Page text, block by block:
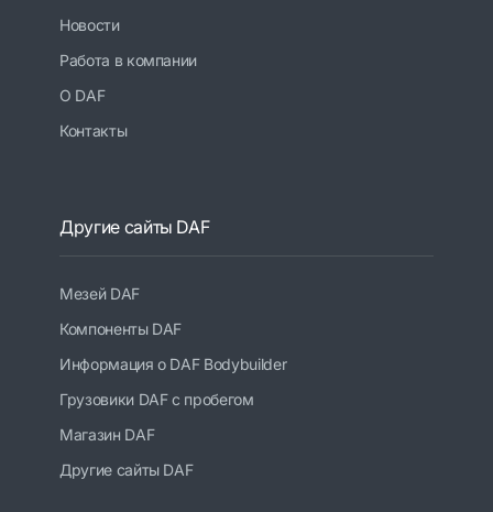
Новости
Работа в компании
О DAF
Контакты
Другие сайты DAF
Мезей DAF
Компоненты DAF
Информация о DAF Bodybuilder
Грузовики DAF с пробегом
Магазин DAF
Другие сайты DAF